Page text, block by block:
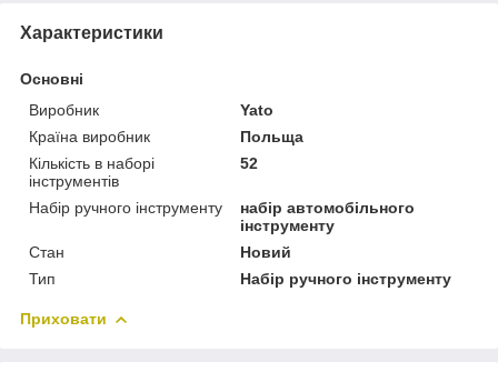
Характеристики
Основні
Виробник
Yato
Країна виробник
Польща
Кількість в наборі
інструментів
52
Набір ручного інструменту
набір автомобільного
інструменту
Стан
Новий
Тип
Набір ручного інструменту
Приховати